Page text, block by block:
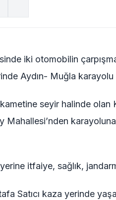
iki otomobilin
Aydın- Muğla
seyir halinde
itfaiye, sağlık,
Satıcı kaza yerinde